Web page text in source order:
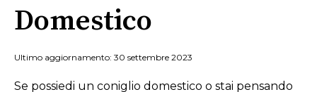
Domestico
Ultimo aggiornamento: 30 settembre 2023
Se possiedi un coniglio domestico o stai pensando